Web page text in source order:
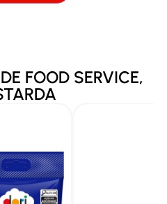
FOOD SERVICE,